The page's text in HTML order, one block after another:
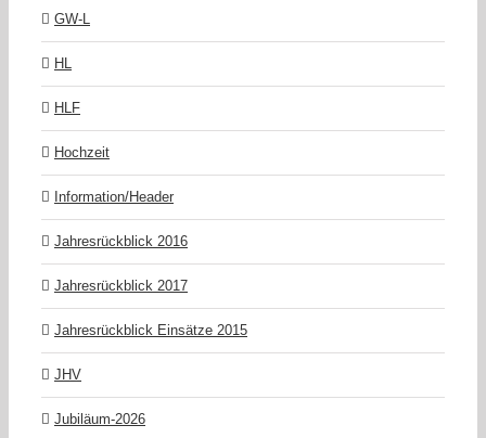
GW-L
HL
HLF
Hochzeit
Information/Header
Jahresrückblick 2016
Jahresrückblick 2017
Jahresrückblick Einsätze 2015
JHV
Jubiläum-2026